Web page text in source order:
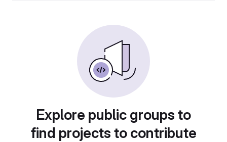
Explore public groups to
find projects to contribute